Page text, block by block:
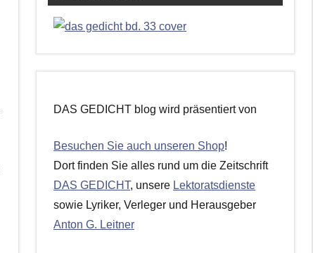
DAS GEDICHT blog wird präsentiert von
Besuchen Sie auch unseren Shop!
Dort finden Sie alles rund um die Zeitschrift
DAS GEDICHT, unsere Lektoratsdienste
sowie Lyriker, Verleger und Herausgeber
Anton G. Leitner